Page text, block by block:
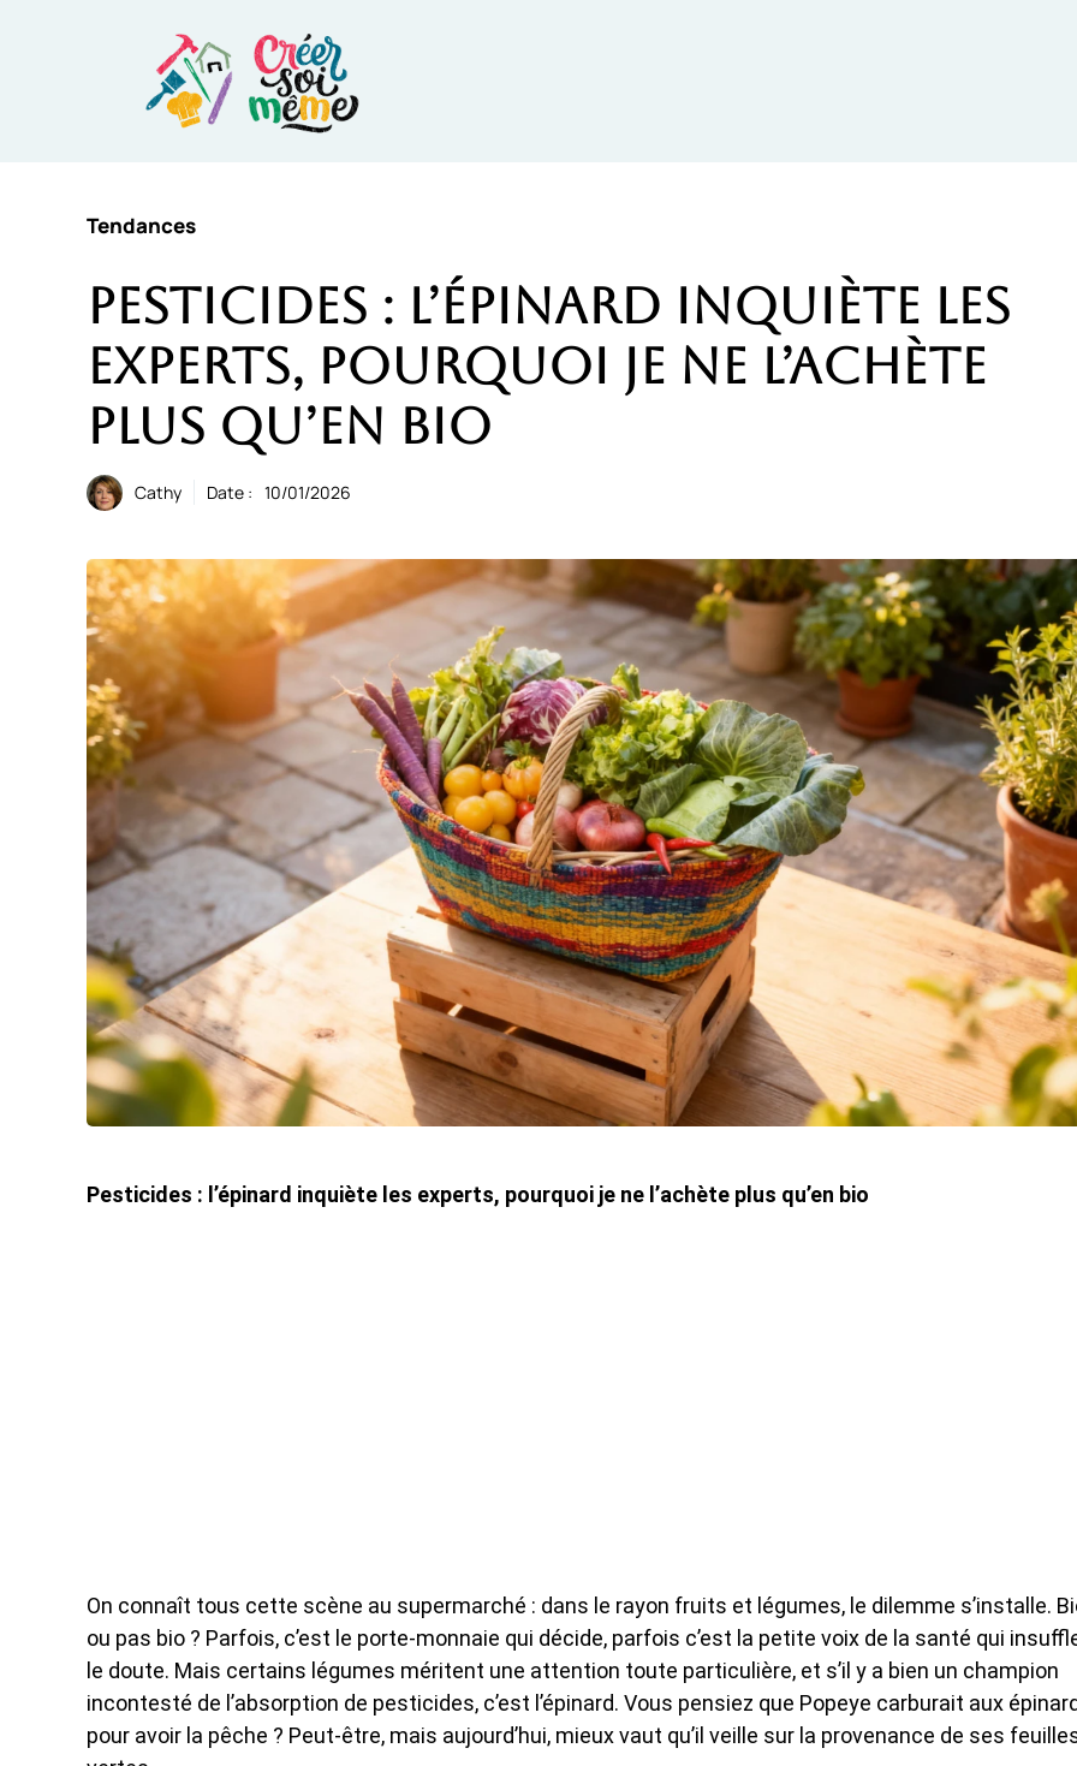
Tendances
Pesticides : l’épinard inquiète les
experts, pourquoi je ne l’achète
plus qu’en bio
Cathy Date : 10/01/2026
Pesticides : l’épinard inquiète les experts, pourquoi je ne l’achète plus qu’en bio
On connaît tous cette scène au supermarché : dans le rayon fruits et légumes, le dilemme s’installe.
ou pas bio ? Parfois, c’est le porte-monnaie qui décide, parfois c’est la petite voix de la santé qui
le doute. Mais certains légumes méritent une attention toute particulière, et s’il y a bien un champion
incontesté de l’absorption de pesticides, c’est l’épinard. Vous pensiez que Popeye carburait aux
pour avoir la pêche ? Peut-être, mais aujourd’hui, mieux vaut qu’il veille sur la provenance de ses